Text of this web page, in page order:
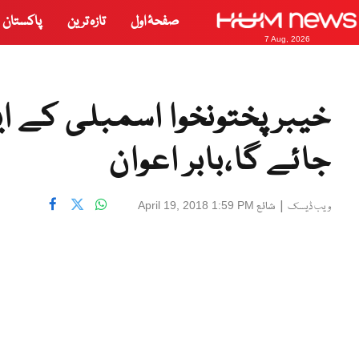
7 Aug, 2026
صفحۂ اول تازہ ترین پاکستان
خیبرپختونخوا اسمبلی کے
جائے گا،بابر اعوان
ویب ڈیسک | شائع April 19, 2018 1:59 PM